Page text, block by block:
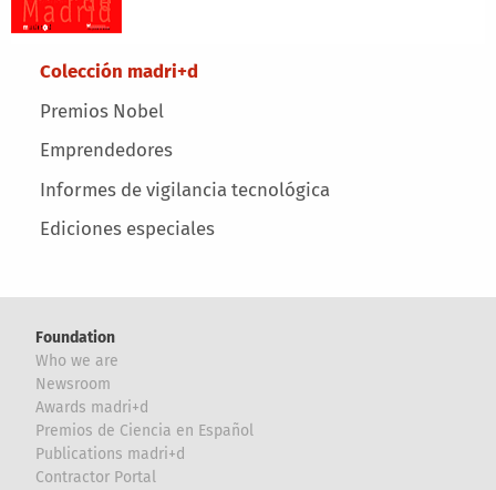
Main menu
Colección madri+d
Premios Nobel
Emprendedores
Informes de vigilancia tecnológica
Ediciones especiales
Foundation
Who we are
Newsroom
Awards madri+d
Premios de Ciencia en Español
Publications madri+d
Contractor Portal